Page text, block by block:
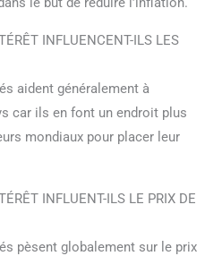
INFLUENCENT-ILS LES
aident généralement à
car ils en font un endroit plus
mondiaux pour placer leur
INFLUENT-ILS LE PRIX DE
pèsent globalement sur le prix